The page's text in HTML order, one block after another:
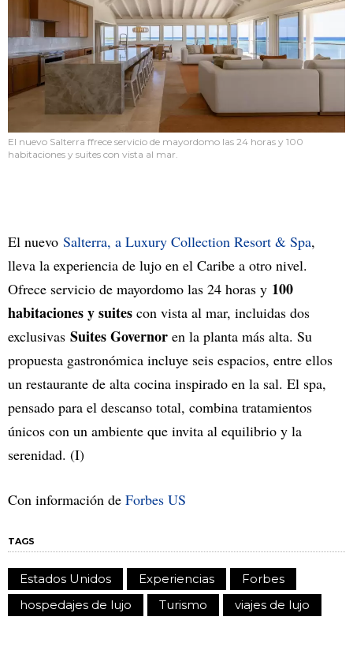
El nuevo Salterra ffrece servicio de mayordomo las 24 horas y 100
habitaciones y suites con vista al mar.
El nuevo Salterra, a Luxury Collection Resort & Spa,
lleva la experiencia de lujo en el Caribe a otro nivel.
Ofrece servicio de mayordomo las 24 horas y 100
habitaciones y suites con vista al mar, incluidas dos
exclusivas Suites Governor en la planta más alta. Su
propuesta gastronómica incluye seis espacios, entre ellos
un restaurante de alta cocina inspirado en la sal. El spa,
pensado para el descanso total, combina tratamientos
únicos con un ambiente que invita al equilibrio y la
serenidad. (I)
Con información de Forbes US
TAGS
Estados Unidos Experiencias
Forbes
hospedajes de lujo
Turismo viajes de lujo